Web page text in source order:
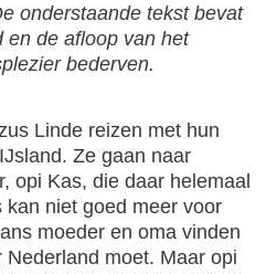
onderstaande tekst bevat
en de afloop van het
bederven.
Linde reizen met hun
Ze gaan naar
opi Kas, die daar helemaal
niet goed meer voor
moeder en oma vinden
moet. Maar opi